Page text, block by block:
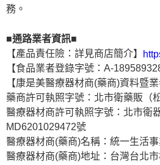
務。
■通路業者資訊■
【產品責任險：詳見商店簡介】
【食品業者登錄字號：A-
【康是美醫療器材商(藥商)資料暨業
藥商許可執照字號：北市衛藥販（
醫療器材商許可執照字號：北市衛
MD6201029472號
醫療器材商(藥商)名稱：統一生活
醫療器材商(藥商)地址：台灣台北